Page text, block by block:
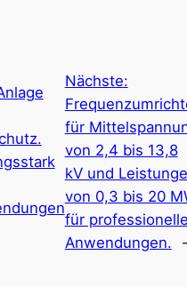
Nächste:
für
von 2,4 bis 13,8
kV und
von 0,3 bis 20
für
Anwendungen.